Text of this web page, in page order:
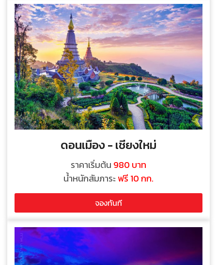
ดอนเมือง - เชียงใหม่
ราคาเริ่มต้น 980 บาท
น้ำหนักสัมภาระฟรี 10 กก.
จองทันที